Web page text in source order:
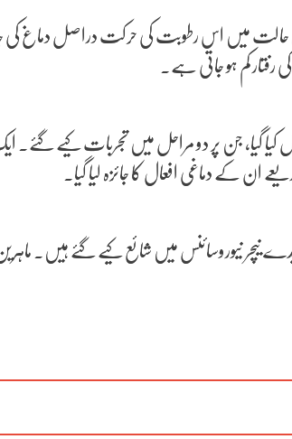
حالت میں اس رطوبت کی حرکت دراصل دماغ کی
کم ہو جاتی ہے۔
کو شامل کیا گیا، جن پر دو مراحل میں
ان کے دماغی افعال کا جائزہ لیا گیا۔
نیچر نیوروسائنس میں شائع کیے گئے ہیں۔